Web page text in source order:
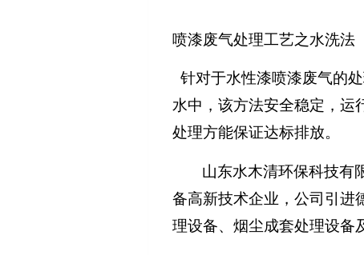
喷漆废气处理工艺之水洗法
针对于水性漆喷漆废气的
水中，该方法安全稳定，运
处理方能保证达标排放。
山东水木清环保科技有
备高新技术企业，公司引进
理设备、烟尘成套处理设备